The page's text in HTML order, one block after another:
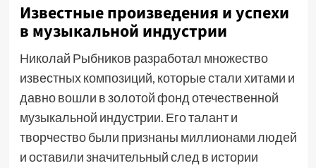
Известные произведения и успехи
в музыкальной индустрии
Николай Рыбников разработал множество
известных композиций, которые стали хитами и
давно вошли в золотой фонд отечественной
музыкальной индустрии. Его талант и
творчество были признаны миллионами людей
и оставили значительный след в истории